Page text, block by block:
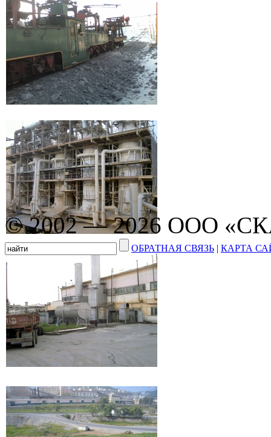
© 2002 — 2026 ООО
ОБРАТНАЯ СВЯЗЬ | КАРТА